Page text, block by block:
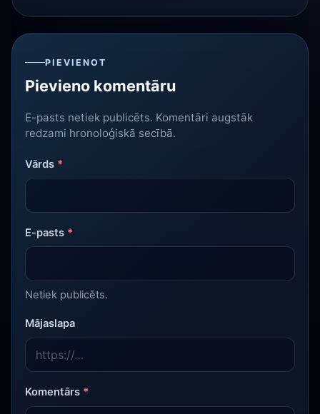
PIEVIENOT
Pievieno komentāru
E-pasts netiek publicēts. Komentāri augstāk
redzami hronoloģiskā secībā.
Vārds *
E-pasts *
Netiek publicēts.
Mājaslapa
Komentārs *